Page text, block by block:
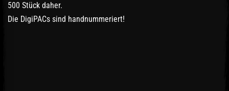
500 Stück daher.
Die DigiPACs sind handnummeriert!